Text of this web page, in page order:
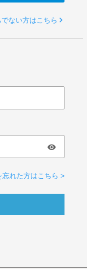
でない方はこちら
忘れた方はこちら >